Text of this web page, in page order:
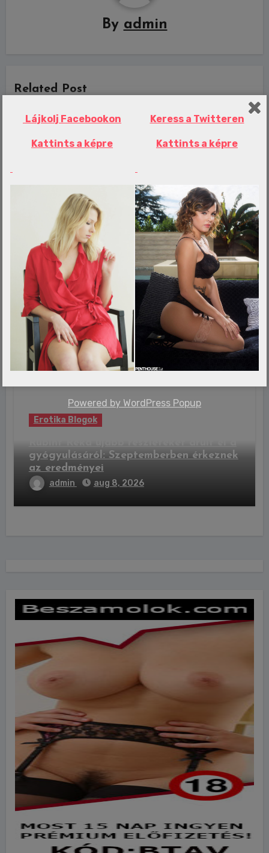
By admin
Related Post
elfeledett emlékeinket
admin aug 8, 2026
Erotika Blogok
Magyarországon találták meg a
Dániában eltűnt 15 éves lányt
admin aug 8, 2026
Erotika Blogok
gyógyulásáról: Szeptemberben érkeznek
az eredményei
admin aug 8, 2026
Lájkolj Facebookon
Kattints a képre
Keress a Twitteren
Kattints a képre
Powered by WordPress Popup